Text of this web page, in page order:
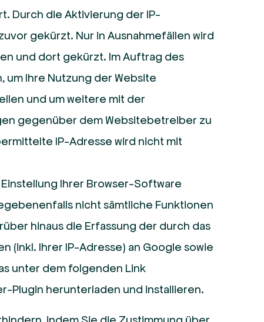
Durch die Aktivierung der IP-
gekürzt. Nur in Ausnahmefällen wird
und dort gekürzt. Im Auftrag des
Ihre Nutzung der Website
und um weitere mit der
gegenüber dem Websitebetreiber zu
IP-Adresse wird nicht mit
Ihrer Browser-Software
nicht sämtliche Funktionen
hinaus die Erfassung der durch das
(inkl. Ihrer IP-Adresse) an Google sowie
unter dem folgenden Link
Plugin herunterladen und installieren.